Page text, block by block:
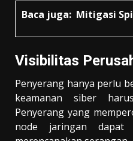
Baca juga: Mitigasi
Visibilitas
Penyerang hanya perlu
keamanan siber
Penyerang yang
node jaringan dapat